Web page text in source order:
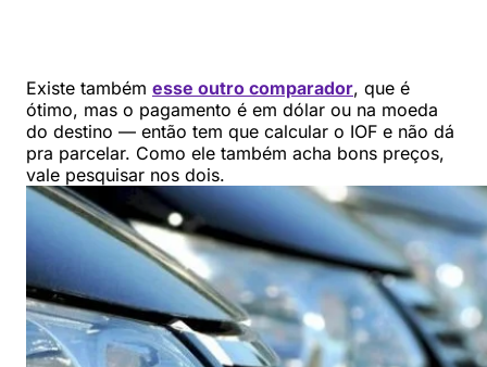
Existe também esse outro comparador, que é
ótimo, mas o pagamento é em dólar ou na moeda
do destino — então tem que calcular o IOF e não dá
pra parcelar. Como ele também acha bons preços,
vale pesquisar nos dois.